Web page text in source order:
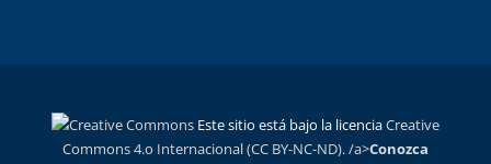
Este sitio está bajo la licenciaCreative
Commons 4.o Internacional (CC BY-NC-ND). /a>Conozca